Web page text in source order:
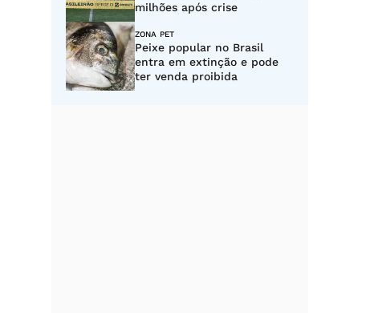
milhões após crise
ZONA PET
Peixe popular no Brasil
entra em extinção e pode
ter venda proibida